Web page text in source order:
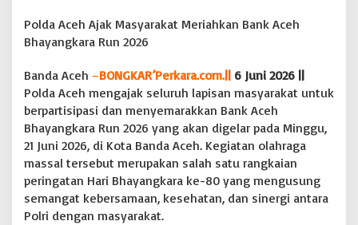
a
h
a
B
a
n
k
e
h
B
Polda Aceh Ajak Masyarakat Meriahkan Bank Aceh
Bhayangkara Run 2026
Banda Aceh –BONGKAR’Perkara.com.|| 6 Juni 2026 ||
Polda Aceh mengajak seluruh lapisan masyarakat untuk
berpartisipasi dan menyemarakkan Bank Aceh
Bhayangkara Run 2026 yang akan digelar pada Minggu,
21 Juni 2026, di Kota Banda Aceh. Kegiatan olahraga
massal tersebut merupakan salah satu rangkaian
peringatan Hari Bhayangkara ke-80 yang mengusung
semangat kebersamaan, kesehatan, dan sinergi antara
Polri dengan masyarakat.